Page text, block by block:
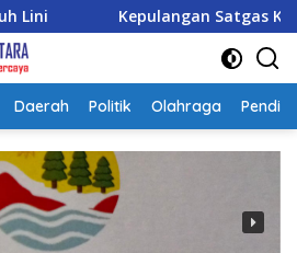
Kepulangan Satgas Kizi TNI
Daerah Politik Olahraga